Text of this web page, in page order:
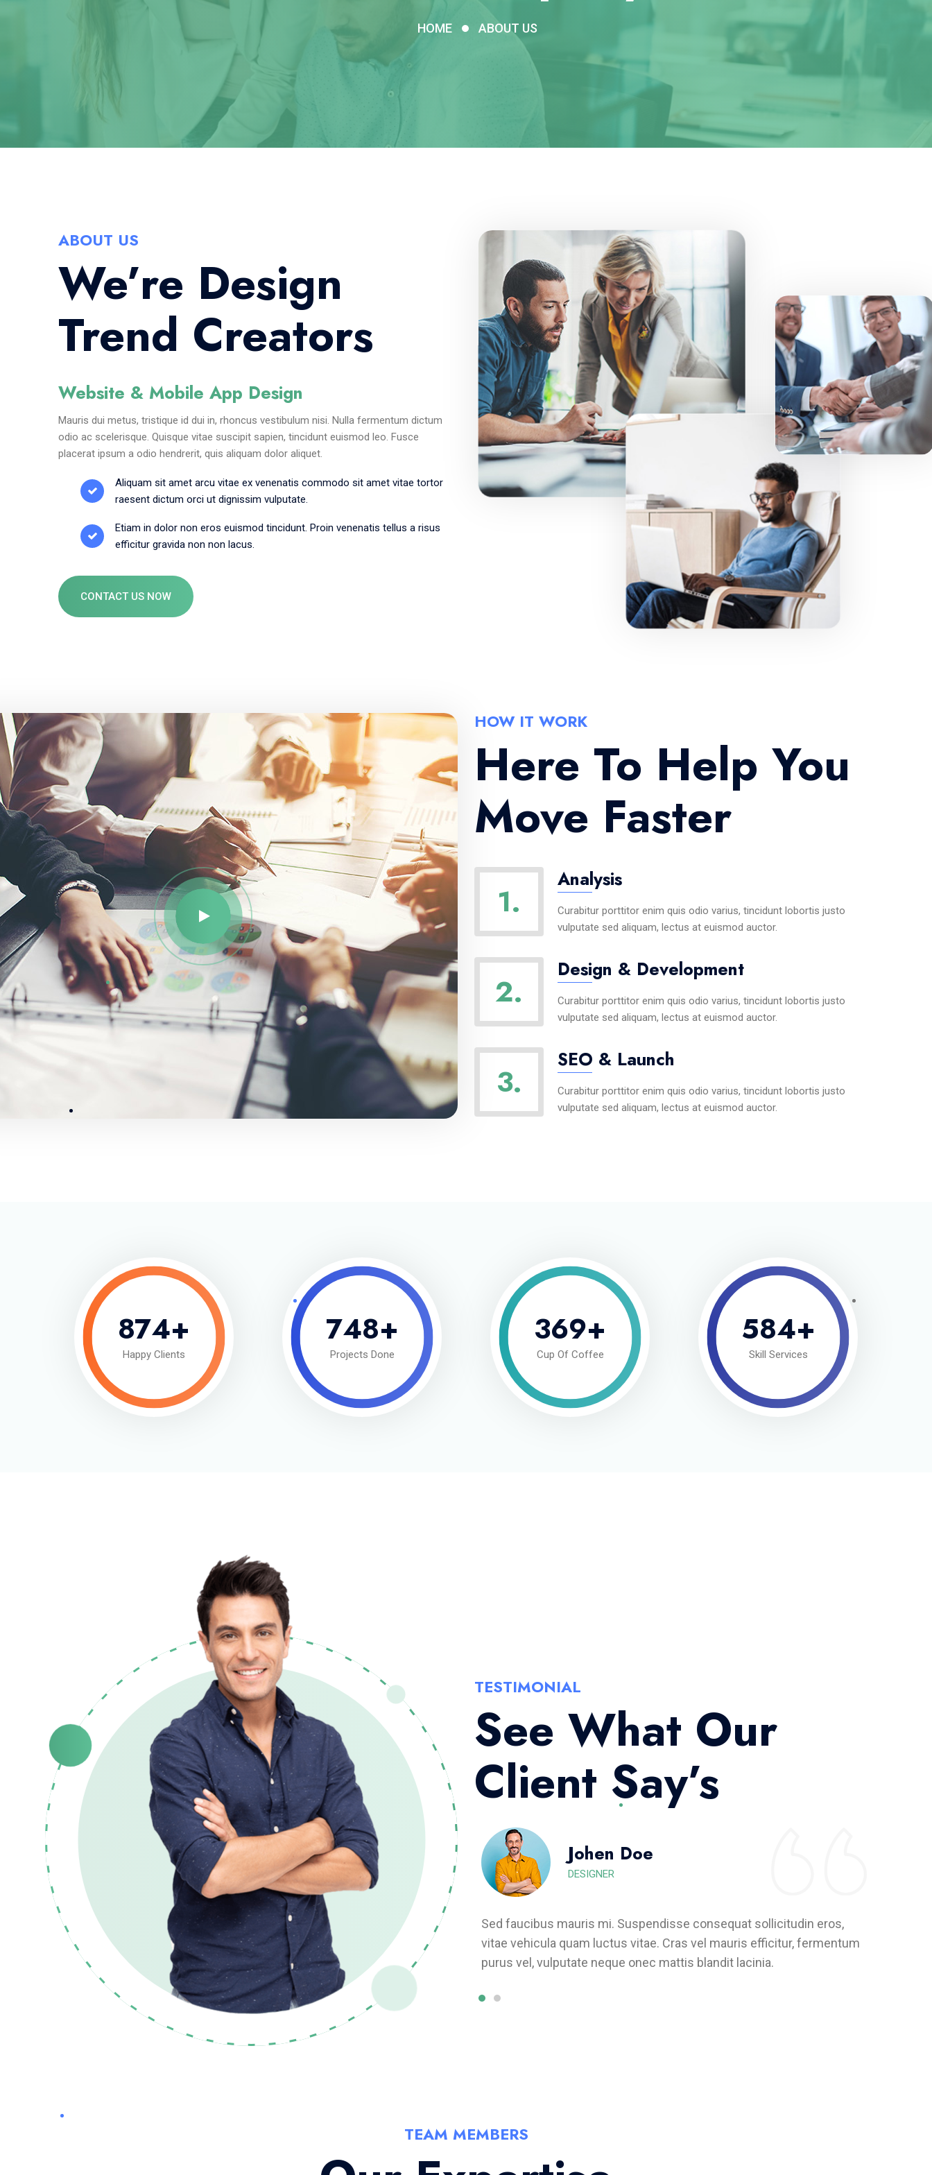
HOME ABOUT US
ABOUT US
We’re Design
Trend Creators
Website & Mobile App Design
Mauris dui metus, tristique id dui in, rhoncus vestibulum nisi. Nulla fermentum dictum
odio ac scelerisque. Quisque vitae suscipit sapien, tincidunt euismod leo. Fusce
placerat ipsum a odio hendrerit, quis aliquam dolor aliquet.
Aliquam sit amet arcu vitae ex venenatis commodo sit amet vitae tortor
raesent dictum orci ut dignissim vulputate.
Etiam in dolor non eros euismod tincidunt. Proin venenatis tellus a risus
efficitur gravida non non lacus.
CONTACT US NOW
HOW IT WORK
Here To Help You
Move Faster
1.
Analysis
Curabitur porttitor enim quis odio varius, tincidunt lobortis justo
vulputate sed aliquam, lectus at euismod auctor.
2.
Design & Development
Curabitur porttitor enim quis odio varius, tincidunt lobortis justo
vulputate sed aliquam, lectus at euismod auctor.
3.
SEO & Launch
Curabitur porttitor enim quis odio varius, tincidunt lobortis justo
vulputate sed aliquam, lectus at euismod auctor.
874+
Happy Clients
748+
Projects Done
369+
Cup Of Coffee
584+
Skill Services
TESTIMONIAL
See What Our
Client Say’s
Johen Doe
DESIGNER
Sed faucibus mauris mi. Suspendisse consequat sollicitudin eros,
vitae vehicula quam luctus vitae. Cras vel mauris efficitur, fermentum
purus vel, vulputate neque onec mattis blandit lacinia.
Johen Doe
DESIGNER
Sed faucibus mauris mi. Suspendisse consequat sollicitudin eros,
vitae vehicula quam luctus vitae. Cras vel mauris efficitur, fermentum
purus vel, vulputate neque onec mattis blandit lacinia.
TEAM MEMBERS